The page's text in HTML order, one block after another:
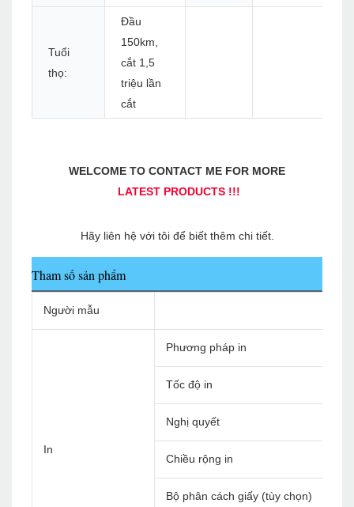
Tuổi
thọ:
Đầu
150km,
cắt 1,5
triệu lần
cắt
Tham số sản phẩm
Người mẫu
In
Phương pháp in
Tốc độ in
Nghị quyết
Chiều rộng in
Bộ phân cách giấy (tùy chọn)